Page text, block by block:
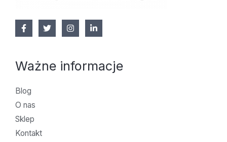
Ważne informacje
Blog
O nas
Sklep
Kontakt